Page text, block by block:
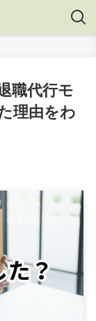
職代行モ
理由をわ